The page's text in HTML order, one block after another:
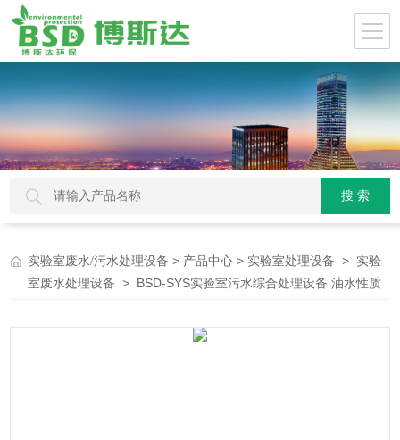
实验室废水/污水处理设备 > 产品中心 > 实验室处理设备 > 实验
室废水处理设备 > BSD-SYS实验室污水综合处理设备 油水性质